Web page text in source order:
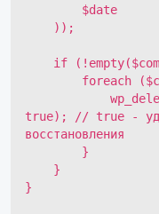
true); // true -
восстановления
}